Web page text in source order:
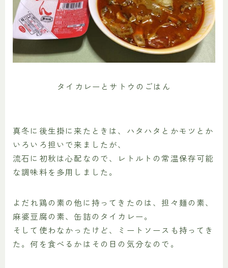
タイカレーとサトウのごはん
真冬に後生掛に来たときは、ハタハタとかモツとか
いろいろ担いで来ましたが、
流石に初秋は心配なので、レトルトの常温保存可能
な調味料を多用しました。
よだれ鶏の素の他に持ってきたのは、担々麺の素、
麻婆豆腐の素、缶詰のタイカレー。
そして使わなかったけど、ミートソースも持ってき
た。何を食べるかはその日の気分なので。